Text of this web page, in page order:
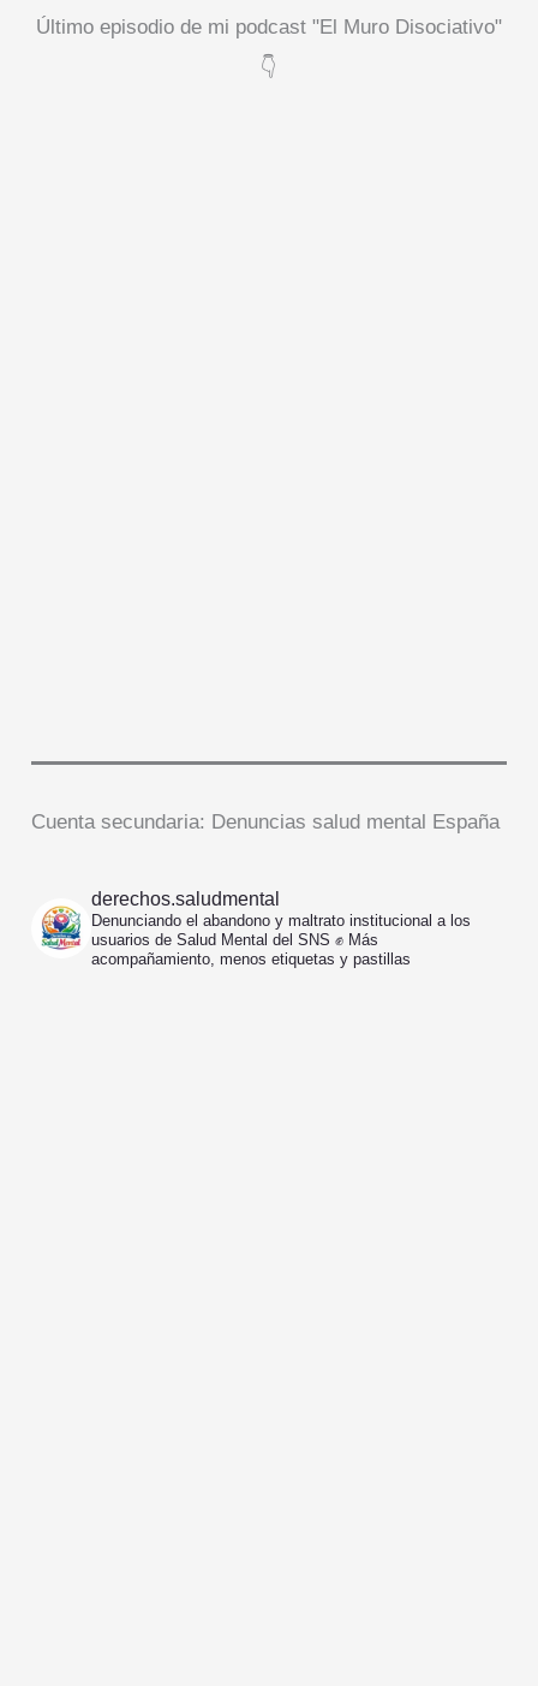
Último episodio de mi podcast "El Muro Disociativo"
👇
Cuenta secundaria: Denuncias salud mental España
derechos.saludmental
Denunciando el abandono y maltrato institucional a los
usuarios de Salud Mental del SNS ✊️ Más
acompañamiento, menos etiquetas y pastillas